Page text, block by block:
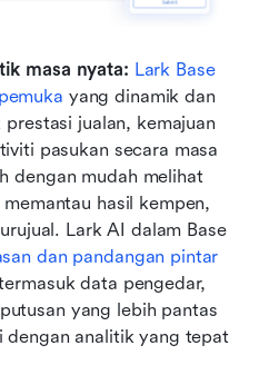
masa nyata: Lark Base
yang dinamik dan
jualan, kemajuan
pasukan secara masa
dengan mudah melihat
hasil kempen,
Lark AI dalam Base
dan pandangan pintar
data pengedar,
yang lebih pantas
dengan analitik yang tepat